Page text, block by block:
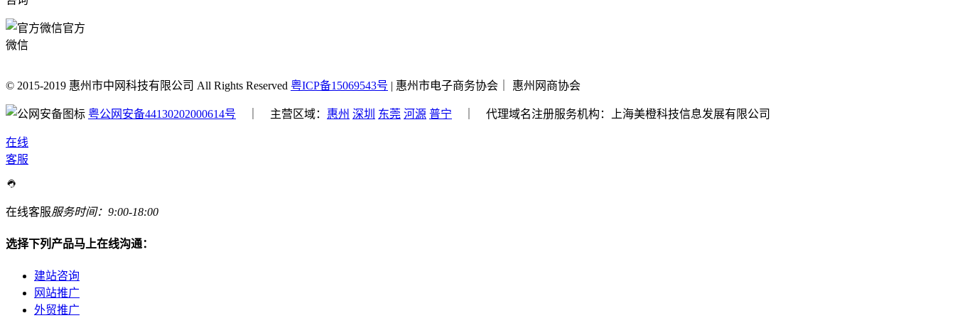
官方
微信
© 2015-2019 惠州市中网科技有限公司 All Rights Reserved 粤ICP备15069543号 | 惠州市电子商务协会｜ 惠州网商协会
粤公网安备44130202000614号 ｜ 主营区域： 惠州 深圳 东莞 河源 普宁 ｜ 代理域名注册服务机构：上海美橙科技信息发展有限公司
在线
客服
在线客服服务时间：9:00-18:00
选择下列产品马上在线沟通：
建站咨询
网站推广
外贸推广